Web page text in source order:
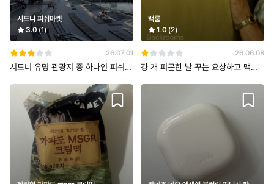
시드니 피쉬마켓
3.0(1)
26.07.01
시드니 유명 관광지 중 하나인 피쉬마
백룸
1.0 (2)
26.06.08
걍 개 피곤한 날 꾸는 요상하고 맥락